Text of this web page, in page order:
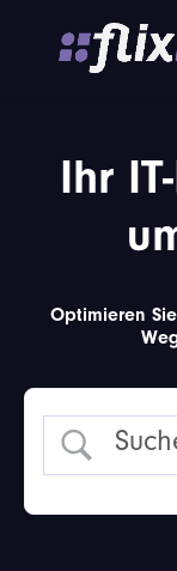
Ihr
Optimieren